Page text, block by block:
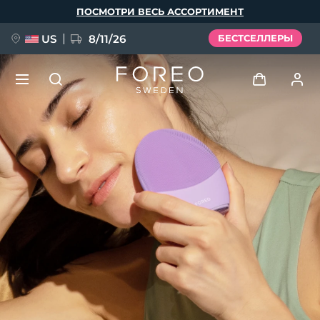
ПОСМОТРИ ВЕСЬ АССОРТИМЕНТ
US 8/11/26 БЕСТСЕЛЛЕРЫ
Профиль пользователя
Мои приборы
Мои заказы
Мои адреса
Мои подписки
НОВИНКА
FAQ™ Pure Beauty-Tech Elixir
BREAKING NEWS
issa™ Teeth Whitening Set
Язык
English Deutsch
Español
Français
Italiano
Português
Svenska
Русский
Türkçe
简体中文 繁體中文